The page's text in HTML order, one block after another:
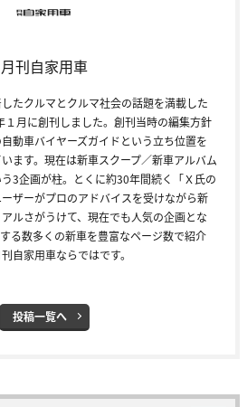
月刊自家用車
たクルマとクルマ社会の話題を満載した
１月に創刊しました。創刊当時の編集方針
動車バイヤーズガイドという立ち位置を
ます。現在は新車スクープ／新車アルバム
3企画が柱。とくに約30年間続く「Ｘ氏の
ザーがプロのアドバイスを受けながら新
ルさがうけて、現在でも人気の企画とな
る数多くの新車を豊富なページ数で紹介
自家用車ならではです。
投稿一覧へ